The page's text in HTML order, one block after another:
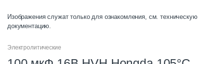
Изображения служат только для ознакомления, см. техническую
документацию.
Электролитические